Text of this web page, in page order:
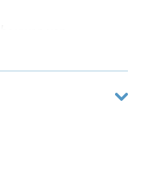
uit de beek kunnen
bouwput
op de bodem van
Dan is
vergeten. Maar